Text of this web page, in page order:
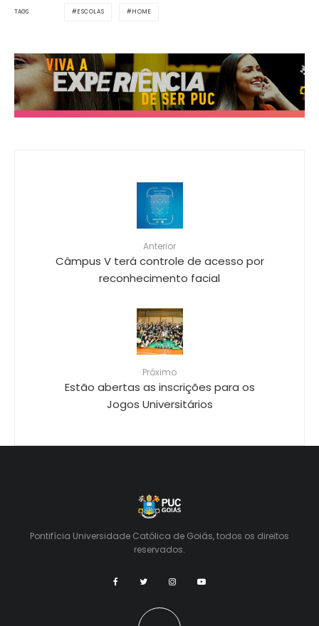
TAGS ESCOLAS HOME
Anterior
Câmpus V terá controle de acesso por
reconhecimento facial
Próximo
Estão abertas as inscrições para os
Jogos Universitários
Pontifícia Universidade Católica de Goiás, todos os direitos
reservados.